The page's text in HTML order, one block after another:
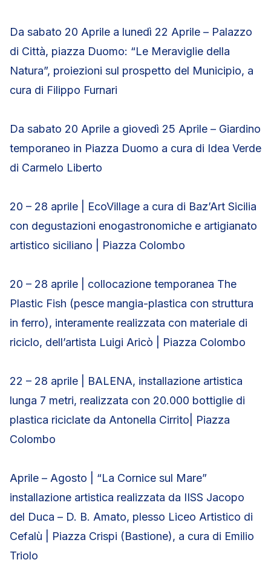
Da sabato 20 Aprile a lunedì 22 Aprile – Palazzo
di Città, piazza Duomo: “Le Meraviglie della
Natura”, proiezioni sul prospetto del Municipio, a
cura di Filippo Furnari
Da sabato 20 Aprile a giovedì 25 Aprile – Giardino
temporaneo in Piazza Duomo a cura di Idea Verde
di Carmelo Liberto
20 – 28 aprile | EcoVillage a cura di Baz’Art Sicilia
con degustazioni enogastronomiche e artigianato
artistico siciliano | Piazza Colombo
20 – 28 aprile | collocazione temporanea The
Plastic Fish (pesce mangia-plastica con struttura
in ferro), interamente realizzata con materiale di
riciclo, dell’artista Luigi Aricò | Piazza Colombo
22 – 28 aprile | BALENA, installazione artistica
lunga 7 metri, realizzata con 20.000 bottiglie di
plastica riciclate da Antonella Cirrito| Piazza
Colombo
Aprile – Agosto | “La Cornice sul Mare”
installazione artistica realizzata da IISS Jacopo
del Duca – D. B. Amato, plesso Liceo Artistico di
Cefalù | Piazza Crispi (Bastione), a cura di Emilio
Triolo